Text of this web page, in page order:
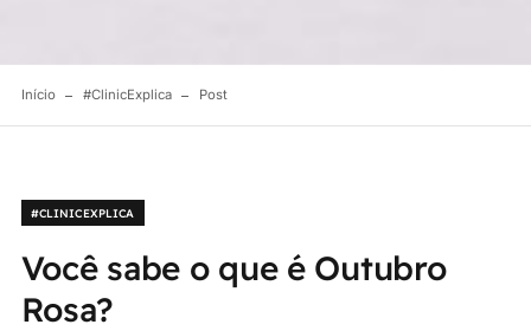
Início #ClinicExplica Post
#CLINICEXPLICA
Você sabe o que é Outubro
Rosa?